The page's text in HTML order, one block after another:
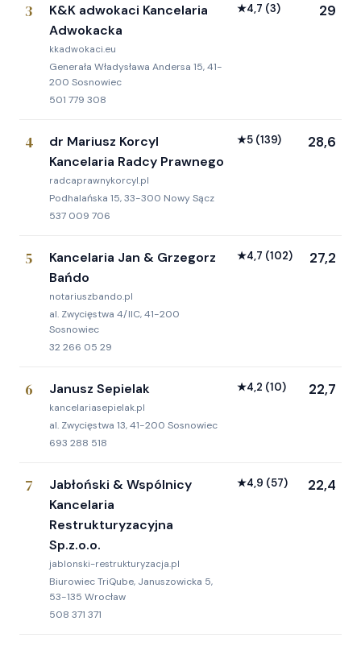
3
K&K adwokaci Kancelaria
Adwokacka
kkadwokaci.eu
Generała Władysława Andersa 15, 41-
200 Sosnowiec
501 779 308
★4,7 (3) 29
4
dr Mariusz Korcyl
Kancelaria Radcy Prawnego
radcaprawnykorcyl.pl
Podhalańska 15, 33-300 Nowy Sącz
537 009 706
★5 (139) 28,6
5
Kancelaria Jan & Grzegorz
Bańdo
notariuszbando.pl
al. Zwycięstwa 4/IIC, 41-200
Sosnowiec
32 266 05 29
★4,7 (102) 27,2
6 Janusz Sepielak
kancelariasepielak.pl
al. Zwycięstwa 13, 41-200 Sosnowiec
693 288 518
★4,2 (10) 22,7
7
Jabłoński & Wspólnicy
Kancelaria
Restrukturyzacyjna
Sp.z.o.o.
jablonski-restrukturyzacja.pl
Biurowiec TriQube, Januszowicka 5,
53-135 Wrocław
508 371 371
★4,9 (57) 22,4